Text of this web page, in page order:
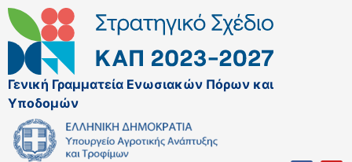
Γενική Γραμματεία Ενωσιακών Πόρων και
Υποδομών